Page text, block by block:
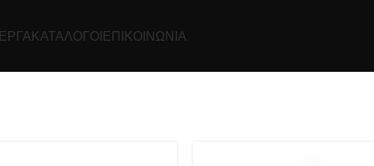
ΕΡΓΑ ΚΑΤΆΛΟΓΟΙ ΕΠΙΚΟΙΝΩΝΊΑ